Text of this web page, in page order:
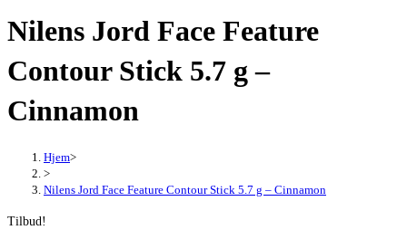
199,95 kr..149,96 kr..
Nilens Jord Face Feature
Contour Stick 5.7 g –
Cinnamon
Hjem>
>
Nilens Jord Face Feature Contour Stick 5.7 g – Cinnamon
Tilbud!